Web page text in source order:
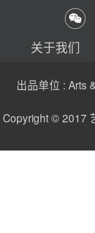
关于我们
出品单位 : Arts
Copyright © 2017